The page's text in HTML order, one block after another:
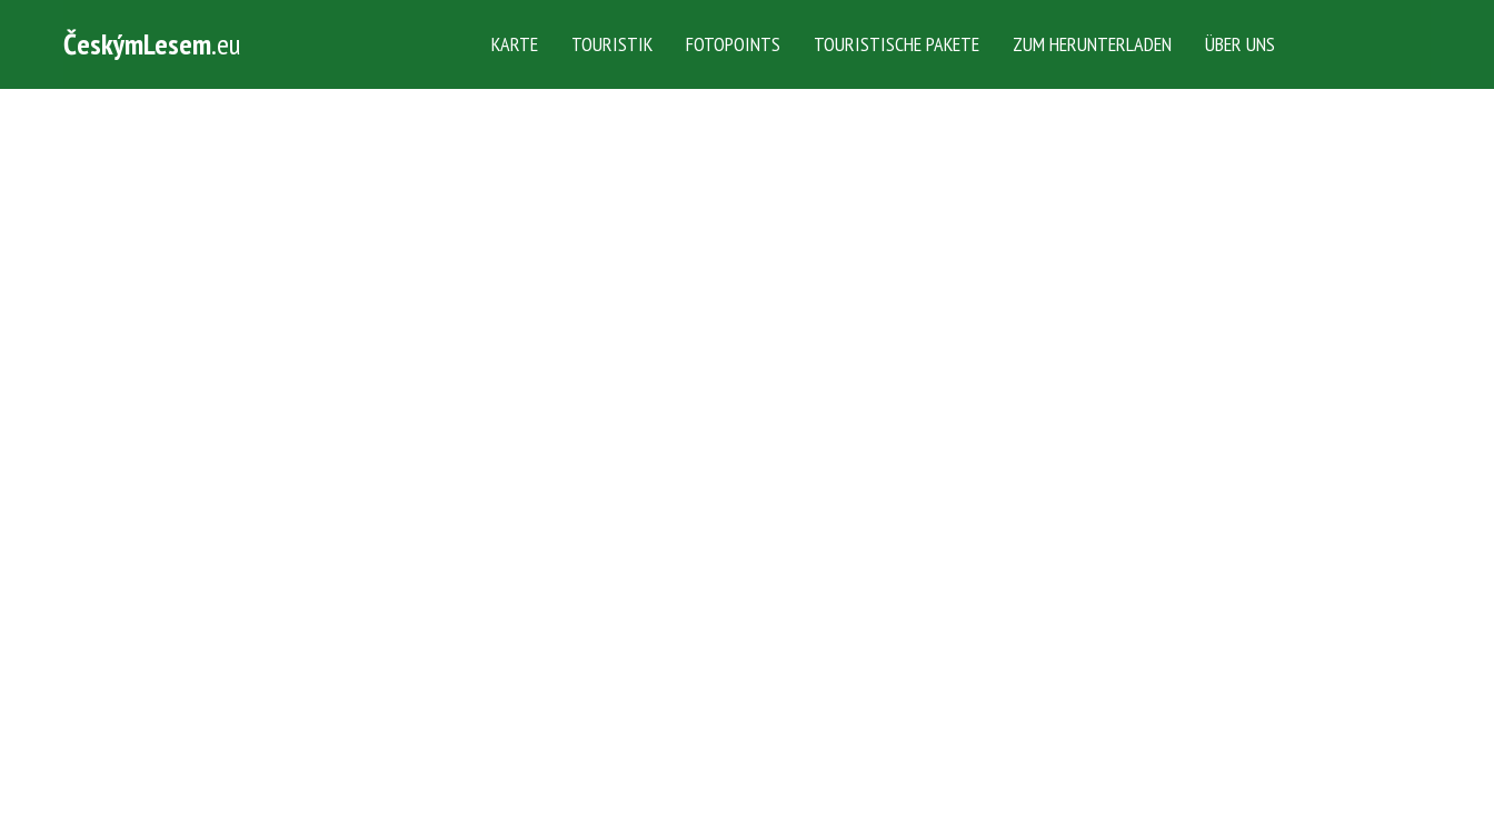
ČeskýmLesem.eu KARTE TOURISTIK FOTOPOINTS TOURISTISCHE PAKETE ZUM HERUNTERLADEN ÜBER UNS